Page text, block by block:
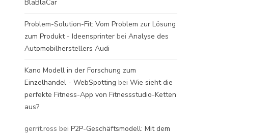
BlaBlaCar
Problem-Solution-Fit: Vom Problem zur Lösung
zum Produkt - Ideensprinter bei Analyse des
Automobilherstellers Audi
Kano Modell in der Forschung zum
Einzelhandel - WebSpotting bei Wie sieht die
perfekte Fitness-App von Fitnessstudio-Ketten
aus?
gerrit.ross bei P2P-Geschäftsmodell: Mit dem